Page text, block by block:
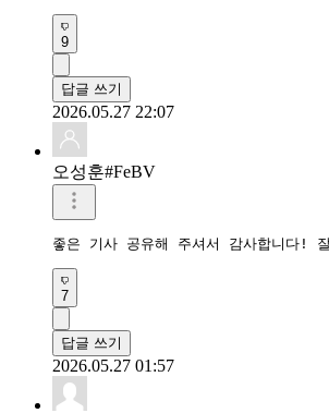
9
답글 쓰기
2026.05.27 22:07
오성훈#FeBV
좋은 기사 공유해 주셔서 감사합니다!
7
답글 쓰기
2026.05.27 01:57